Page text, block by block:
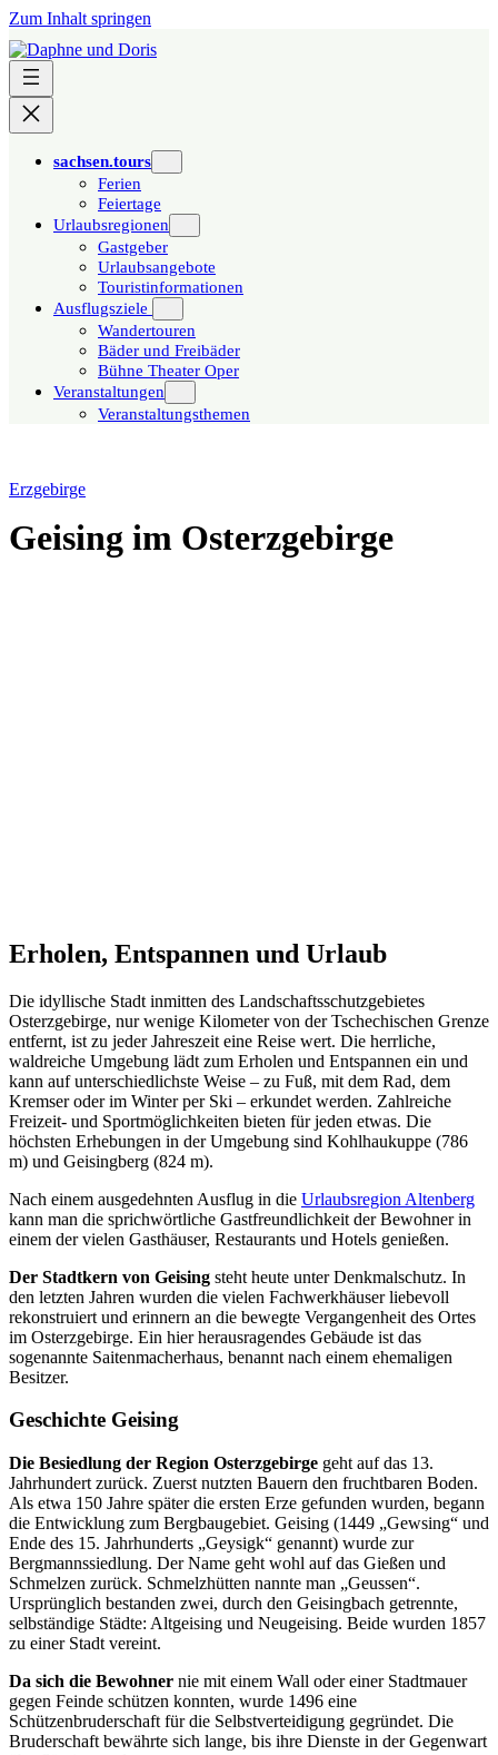
Zum Inhalt springen
sachsen.tours
Ferien
Feiertage
Urlaubsregionen
Gastgeber
Urlaubsangebote
Touristinformationen
Ausflugsziele
Wandertouren
Bäder und Freibäder
Bühne Theater Oper
Veranstaltungen
Veranstaltungsthemen
Erzgebirge
Geising im Osterzgebirge
Erholen, Entspannen und Urlaub
Die idyllische Stadt inmitten des Landschaftsschutzgebietes
Osterzgebirge, nur wenige Kilometer von der Tschechischen Grenze
entfernt, ist zu jeder Jahreszeit eine Reise wert. Die herrliche,
waldreiche Umgebung lädt zum Erholen und Entspannen ein und
kann auf unterschiedlichste Weise – zu Fuß, mit dem Rad, dem
Kremser oder im Winter per Ski – erkundet werden. Zahlreiche
Freizeit- und Sportmöglichkeiten bieten für jeden etwas. Die
höchsten Erhebungen in der Umgebung sind Kohlhaukuppe (786
m) und Geisingberg (824 m).
Nach einem ausgedehnten Ausflug in die Urlaubsregion Altenberg
kann man die sprichwörtliche Gastfreundlichkeit der Bewohner in
einem der vielen Gasthäuser, Restaurants und Hotels genießen.
Der Stadtkern von Geising steht heute unter Denkmalschutz. In
den letzten Jahren wurden die vielen Fachwerkhäuser liebevoll
rekonstruiert und erinnern an die bewegte Vergangenheit des Ortes
im Osterzgebirge. Ein hier herausragendes Gebäude ist das
sogenannte Saitenmacherhaus, benannt nach einem ehemaligen
Besitzer.
Geschichte Geising
Die Besiedlung der Region Osterzgebirge geht auf das 13.
Jahrhundert zurück. Zuerst nutzten Bauern den fruchtbaren Boden.
Als etwa 150 Jahre später die ersten Erze gefunden wurden, begann
die Entwicklung zum Bergbaugebiet. Geising (1449 „Gewsing“ und
Ende des 15. Jahrhunderts „Geysigk“ genannt) wurde zur
Bergmannssiedlung. Der Name geht wohl auf das Gießen und
Schmelzen zurück. Schmelzhütten nannte man „Geussen“.
Ursprünglich bestanden zwei, durch den Geisingbach getrennte,
selbständige Städte: Altgeising und Neugeising. Beide wurden 1857
zu einer Stadt vereint.
Da sich die Bewohner nie mit einem Wall oder einer Stadtmauer
gegen Feinde schützen konnten, wurde 1496 eine
Schützenbruderschaft für die Selbstverteidigung gegründet. Die
Bruderschaft bewährte sich lange, bis ihre Dienste in der Gegenwart